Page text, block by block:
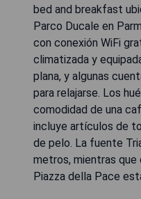
bed and breakfast
Parco Ducale en
con conexión WiFi
climatizada y
plana, y algunas
para relajarse. Los
comodidad de una
incluye artículos de
de pelo. La fuente
metros, mientras que
Piazza della Pace